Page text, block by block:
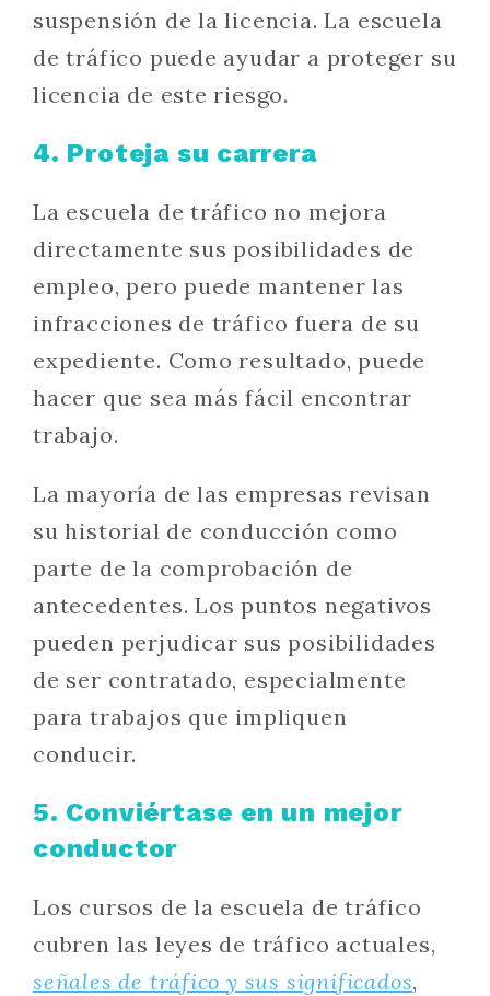
suspensión de la licencia. La escuela
de tráfico puede ayudar a proteger su
licencia de este riesgo.
4. Proteja su carrera
La escuela de tráfico no mejora
directamente sus posibilidades de
empleo, pero puede mantener las
infracciones de tráfico fuera de su
expediente. Como resultado, puede
hacer que sea más fácil encontrar
trabajo.
La mayoría de las empresas revisan
su historial de conducción como
parte de la comprobación de
antecedentes. Los puntos negativos
pueden perjudicar sus posibilidades
de ser contratado, especialmente
para trabajos que impliquen
conducir.
5. Conviértase en un mejor
conductor
Los cursos de la escuela de tráfico
cubren las leyes de tráfico actuales,
señales de tráfico y sus significados,